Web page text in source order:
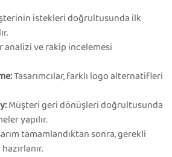
istekleri doğrultusunda ilk
analizi ve rakip incelemesi
Tasarımcılar, farklı logo alternatifleri
Müşteri geri dönüşleri doğrultusunda
yapılır.
tamamlandıktan sonra, gerekli